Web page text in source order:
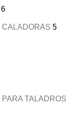
6
5
TALADROS